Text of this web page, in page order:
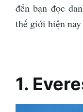
đến bạn đọc
thế giới hiện nay
1.